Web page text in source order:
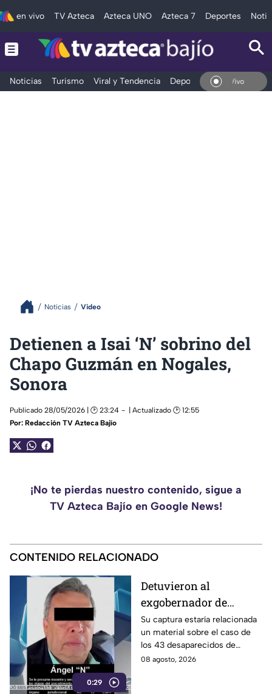
en vivo TV Azteca Azteca UNO Azteca 7 Deportes
Noticias Turismo Viral y Tendencia Deportes Espectáculos
En Vivo
Noticias Video
Detienen a Isai ‘N’ sobrino del
Chapo Guzmán en Nogales,
Sonora
Publicado 28/05/2026 | 🕑 23:24
| Actualizado 🕑 12:55
Por: Redacción TV Azteca Bajío
¡No te pierdas nuestro contenido, sigue a
TV Azteca Bajío en Google News!
CONTENIDO RELACIONADO
0:29
Detuvieron al
exgobernador de
Guerrero, Ángel
Aguirre Rivero
Su captura estaría relacionada
un material sobre el caso de
los 43 desaparecidos de
Ayotzinapa
08 agosto, 2026